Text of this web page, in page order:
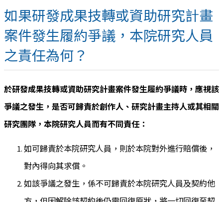
如果研發成果技轉或資助研究計畫
案件發生履約爭議，本院研究人員
之責任為何？
於研發成果技轉或資助研究計畫案件發生履約爭議時，應視該
爭議之發生，是否可歸責於創作人、研究計畫主持人或其相關
研究團隊，本院研究人員而有不同責任：
如可歸責於本院研究人員，則於本院對外進行賠償後，
對內得向其求償。
如該爭議之發生，係不可歸責於本院研究人員及契約他